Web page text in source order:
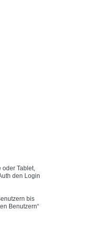
oder Tablet,
den Login
bis
Benutzern“